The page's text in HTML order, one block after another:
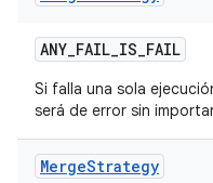
ANY_FAIL_IS_FAIL
Si falla una sola
será de error sin
MergeStrategy